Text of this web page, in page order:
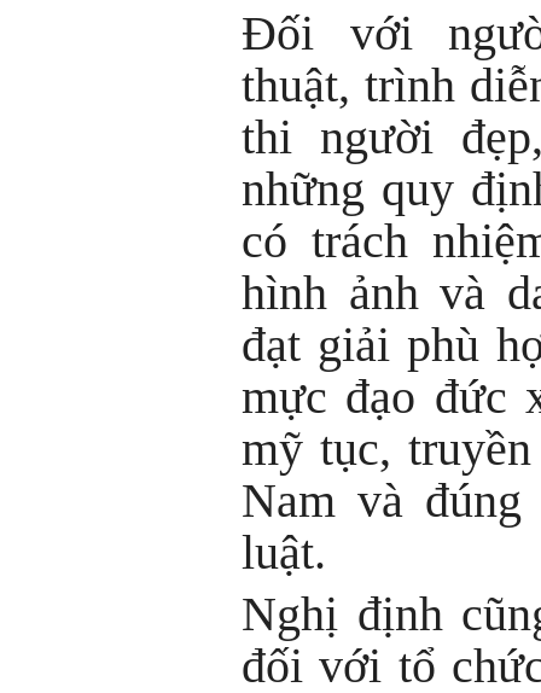
Đối với
thuật, trình
thi người
những quy
có trách
hình ảnh và
đạt giải phù
mực đạo đức
mỹ tục,
Nam và
luật.
Nghị định
đối với tổ